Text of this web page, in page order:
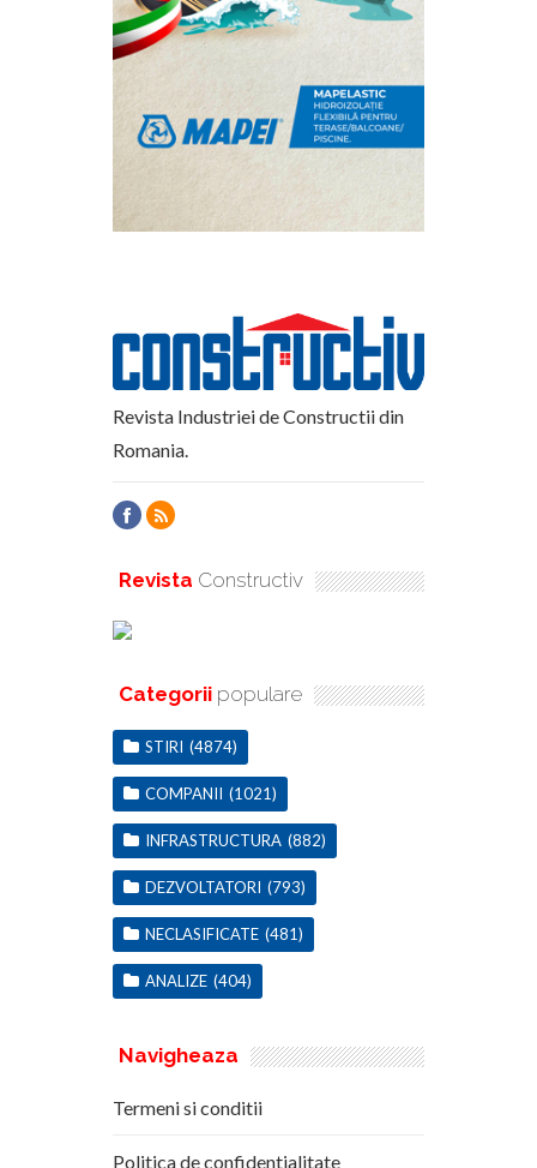
Revista Industriei de Constructii din
Romania.
Revista Constructiv
Categorii populare
STIRI (4874)
COMPANII (1021)
INFRASTRUCTURA (882)
DEZVOLTATORI (793)
NECLASIFICATE (481)
ANALIZE (404)
Navigheaza
Termeni si conditii
Politica de confidentialitate